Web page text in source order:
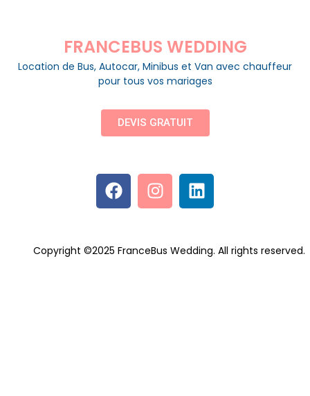
FRANCEBUS WEDDING
Location de Bus, Autocar, Minibus et Van avec chauffeur
pour tous vos mariages
DEVIS GRATUIT
Copyright ©2025 FranceBus Wedding. All rights reserved.